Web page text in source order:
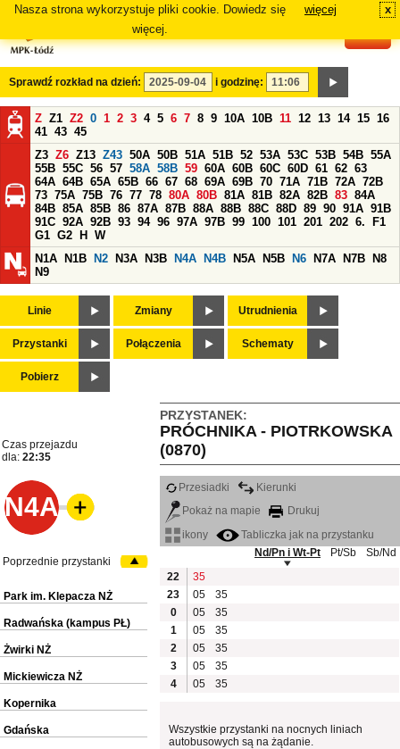
Nasza strona wykorzystuje pliki cookie. Dowiedz się
więcej.
więcej x
Sprawdź rozkład na dzień: i godzinę:
Z Z1 Z2 0 1 2 3 4 5 6 7 8 9 10A 10B 11 12 13 14 15 16
41 43 45
Z3 Z6 Z13 Z43 50A 50B 51A 51B 52 53A 53C 53B 54B 55A
55B 55C 56 57 58A 58B 59 60A 60B 60C 60D 61 62 63
64A 64B 65A 65B 66 67 68 69A 69B 70 71A 71B 72A 72B
73 75A 75B 76 77 78 80A 80B 81A 81B 82A 82B 83 84A
84B 85A 85B 86 87A 87B 88A 88B 88C 88D 89 90 91A 91B
91C 92A 92B 93 94 96 97A 97B 99 100 101 201 202 6.
F1
G1 G2 H
W
N1A
N1B N2 N3A N3B N4A N4B N5A N5B N6 N7A N7B
N8
N9
Linie Zmiany Utrudnienia
Przystanki Połączenia Schematy
Pobierz
PRZYSTANEK:
PRÓCHNIKA - PIOTRKOWSKA
(0870)
Czas przejazdu
dla: 22:35
N4A
Przesiadki
Kierunki
Pokaż na mapie
Drukuj
ikony
Tabliczka jak na przystanku
Nd/Pn i Wt-Pt
Pt/Sb
Sb/Nd
22
35
23
05
35
0
05
35
1
05
35
2
05
35
3
05
35
4
05 35
Wszystkie przystanki na nocnych liniach
autobusowych są na żądanie.
Poprzednie przystanki
Park im. Klepacza NŻ
Radwańska (kampus PŁ)
Żwirki NŻ
Mickiewicza NŻ
Kopernika
Gdańska